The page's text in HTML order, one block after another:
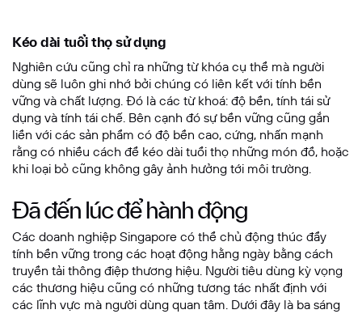
Kéo dài tuổi thọ sử dụng
Nghiên cứu cũng chỉ ra những từ khóa cụ thể mà người
dùng sẽ luôn ghi nhớ bởi chúng có liên kết với tính bền
vững và chất lượng. Đó là các từ khoá: độ bền, tính tái sử
dụng và tính tái chế. Bên cạnh đó sự bền vững cũng gắn
liền với các sản phẩm có độ bền cao, cứng, nhấn mạnh
rằng có nhiều cách để kéo dài tuổi thọ những món đồ, hoặc
khi loại bỏ cũng không gây ảnh hưởng tới môi trường.
Đã đến lúc để hành động
Các doanh nghiệp Singapore có thể chủ động thúc đẩy
tính bền vững trong các hoạt động hằng ngày bằng cách
truyền tải thông điệp thương hiệu. Người tiêu dùng kỳ vọng
các thương hiệu cũng có những tương tác nhất định với
các lĩnh vực mà người dùng quan tâm. Dưới đây là ba sáng